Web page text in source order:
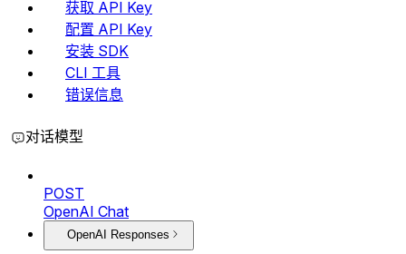
获取 API Key
配置 API Key
安装 SDK
CLI 工具
错误信息
对话模型
POST
OpenAI Chat
OpenAI Responses